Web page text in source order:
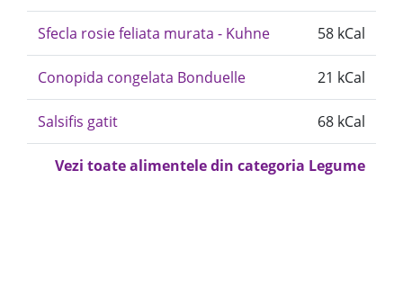
Sfecla rosie feliata murata - Kuhne 58 kCal
Conopida congelata Bonduelle 21 kCal
Salsifis gatit 68 kCal
Vezi toate alimentele din categoria Legume